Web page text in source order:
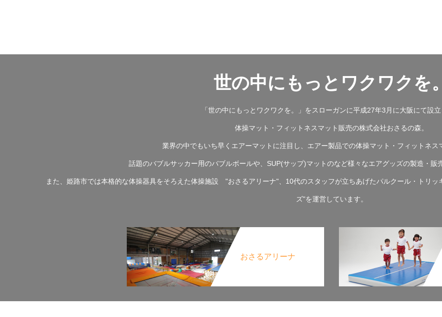
世の中にもっとワクワクを
「世の中にもっとワクワクを。」をスローガンに平成27年3月に大阪にて設
体操マット・フィットネスマット販売の株式会社おさるの森。
業界の中でもいち早くエアーマットに注目し、エアー製品での体操マット・フィットネス
話題のバブルサッカー用のバブルボールや、SUP(サップ)マットのなど様々なエアグッズの製造・販
また、姫路市では本格的な体操器具をそろえた体操施設 "おさるアリーナ"、10代のスタッフが立ちあげたパルクール・トリ
ズ"を運営しています。
おさるアリーナ